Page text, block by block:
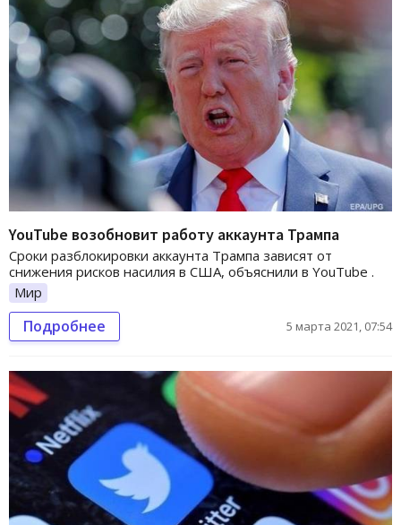
YouTube возобновит работу аккаунта Трампа
Сроки разблокировки аккаунта Трампа зависят от
снижения рисков насилия в США, объяснили в YouTube .
Мир
Подробнее 5 марта 2021, 07:54